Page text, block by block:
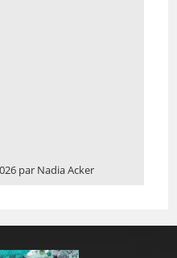
par Nadia Acker